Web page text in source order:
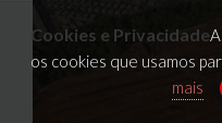
Cookies e Privacidade
os cookies que usamos
mais